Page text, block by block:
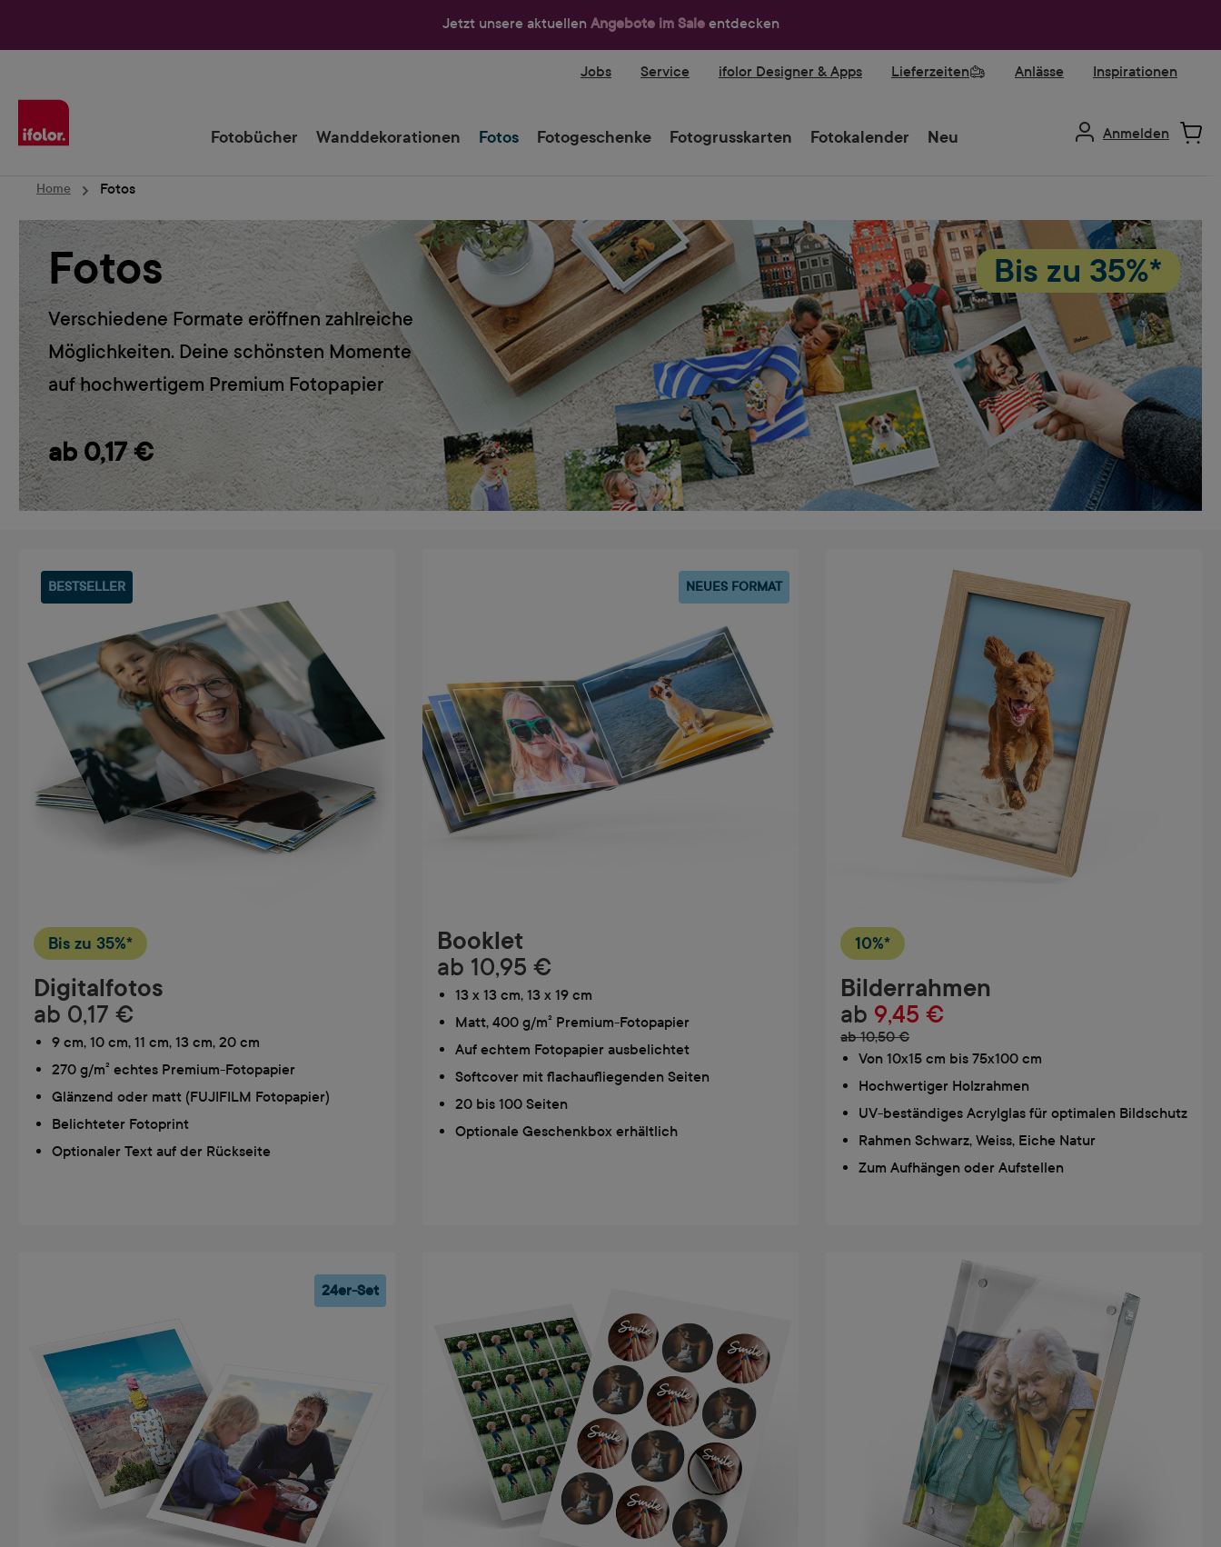
Jetzt unsere aktuellen Angebote im Sale entdecken
Jobs Service ifolor Designer & Apps Lieferzeiten Anlässe Inspirationen
Fotobücher Wanddekorationen Fotos Fotogeschenke Fotogrusskarten Fotokalender Neu Anmelden
Home Fotos
Bis zu 35%*
Fotos
Verschiedene Formate eröffnen zahlreiche
Möglichkeiten. Deine schönsten Momente
auf hochwertigem Premium Fotopapier
ab 0,17 €
BESTSELLER
Bis zu 35%*
Digitalfotos
ab 0,17 €
9 cm, 10 cm, 11 cm, 13 cm, 20 cm
270 g/m² echtes Premium-Fotopapier
Glänzend oder matt (FUJIFILM Fotopapier)
Belichteter Fotoprint
Optionaler Text auf der Rückseite
NEUES FORMAT
Booklet
ab 10,95 €
13 x 13 cm, 13 x 19 cm
Matt, 400 g/m² Premium-Fotopapier
Auf echtem Fotopapier ausbelichtet
Softcover mit flachaufliegenden Seiten
20 bis 100 Seiten
Optionale Geschenkbox erhältlich
10%*
Bilderrahmen
ab 9,45 €
ab 10,50 €
Von 10x15 cm bis 75x100 cm
Hochwertiger Holzrahmen
UV-beständiges Acrylglas für optimalen Bildschutz
Rahmen Schwarz, Weiss, Eiche Natur
Zum Aufhängen oder Aufstellen
24er-Set